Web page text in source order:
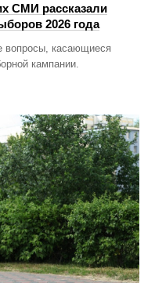
СМИ рассказали
2026 года
вопросы, касающиеся
кампании.